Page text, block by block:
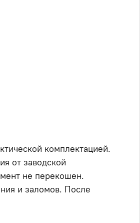
комплектацией.
от заводской
не перекошен.
и заломов. После